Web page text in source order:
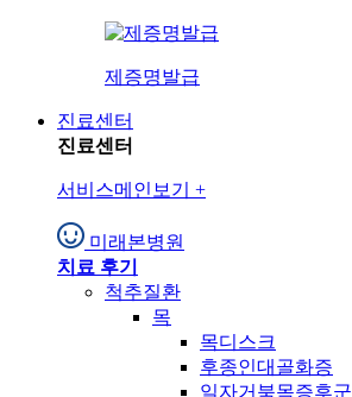
제증명발급
진료센터
진료센터
서비스메인보기 +
미래본병원
치료 후기
척추질환
목
목디스크
후종인대골화증
일자거북목증후군